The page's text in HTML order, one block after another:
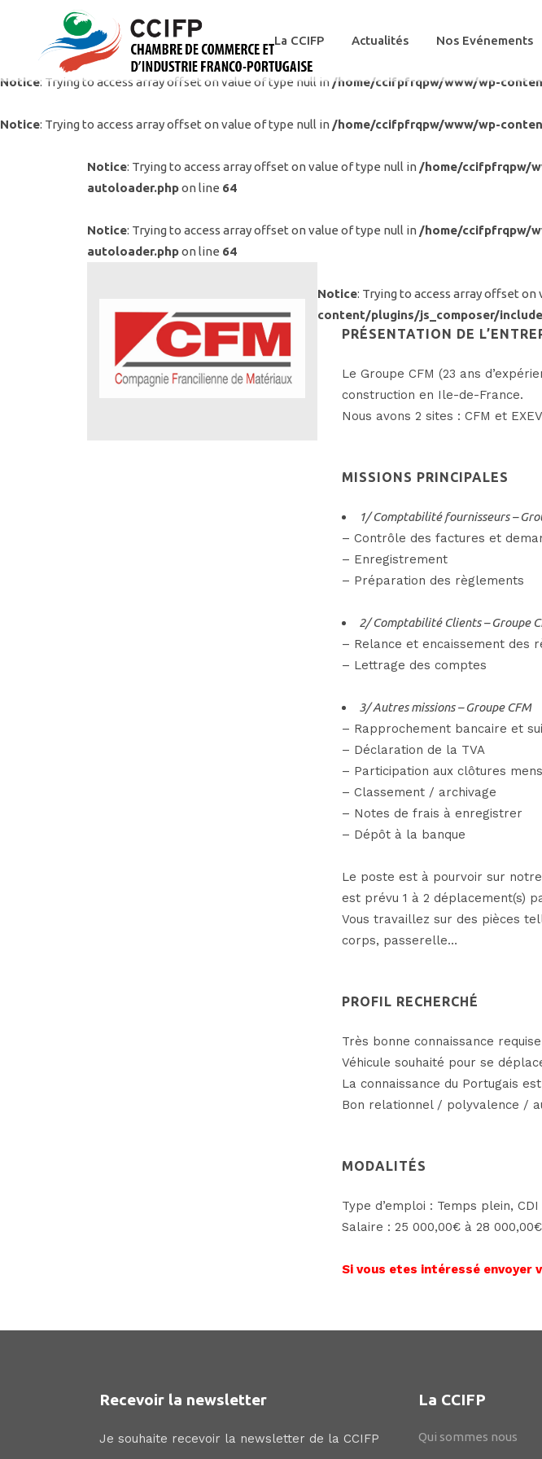
La CCIFP Actualités Nos Evénements
Notice: Trying to access array offset on value of type null in /home/ccifpfrqpw/www/wp-
Notice: Trying to access array offset on value of type null in /home/ccifpfrqpw/www/wp-
Notice: Trying to access array offset on value of type null in /home/ccifpfrqpw/
autoloader.phpon line 64
Notice: Trying to access array offset on value of type null in /home/ccifpfrqpw/
autoloader.phpon line 64
Notice: Trying to access array offset on
content/plugins/js_composer/
PRÉSENTATION DE
Le Groupe CFM (23 ans
construction en Ile-de-France.
Nous avons 2 sites : CFM et
MISSIONS PRINCIPALES
1/ Comptabilité fournisseurs –
– Contrôle des factures et
– Enregistrement
– Préparation des règlements
2/ Comptabilité Clients – Groupe
– Relance et encaissement des
– Lettrage des comptes
3/ Autres missions – Groupe CFM
– Rapprochement bancaire et
– Déclaration de la TVA
– Participation aux clôtures
– Classement / archivage
– Notes de frais à enregistrer
– Dépôt à la banque
Le poste est à pourvoir sur
est prévu 1 à 2 déplacement(s)
Vous travaillez sur des pièces
corps, passerelle…
PROFIL RECHERCHÉ
Très bonne connaissance
Véhicule souhaité pour se
La connaissance du Portugais
Bon relationnel / polyvalence /
MODALITÉS
Type d’emploi : Temps plein, CDI
Salaire : 25 000,00€ à 28
Si vous etes intéressé envoyer
Recevoir la newsletter
Je souhaite recevoir la newsletter de la CCIFP
La CCIFP
Qui sommes nous